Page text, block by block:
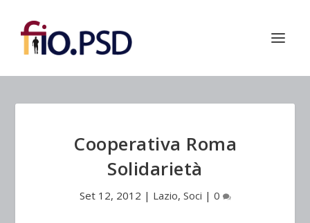
Cooperativa Roma
Solidarietà
Set 12, 2012 | Lazio, Soci | 0